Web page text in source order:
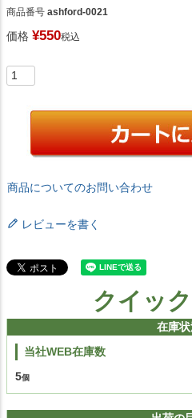
商品番号 ashford-0021
価格 ¥550税込
商品についてのお問い合わせ
レビューを書く
クイッ
在庫
当社WEB在庫数
5